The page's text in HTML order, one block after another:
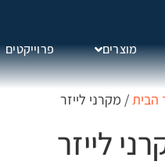
מוצרים פרוייקטים
הבית/ מקרני לייזר
לייזר